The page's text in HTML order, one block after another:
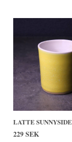
LATTE
229 SEK